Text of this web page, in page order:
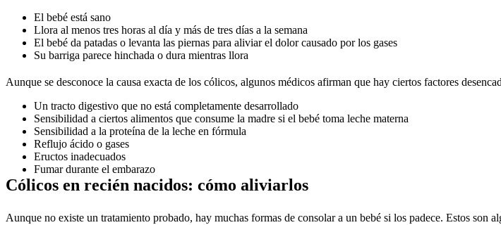
El bebé está sano
Llora al menos tres horas al día y más de tres días a la semana
El bebé da patadas o levanta las piernas para aliviar el dolor causado por los gases
Su barriga parece hinchada o dura mientras llora
Aunque se desconoce la causa exacta de los cólicos, algunos médicos afirman que hay ciertos factores
Un tracto digestivo que no está completamente desarrollado
Sensibilidad a ciertos alimentos que consume la madre si el bebé toma leche materna
Sensibilidad a la proteína de la leche en fórmula
Reflujo ácido o gases
Eructos inadecuados
Fumar durante el embarazo
Cólicos en recién nacidos: cómo aliviarlos
Aunque no existe un tratamiento probado, hay muchas formas de consolar a un bebé si los padece. Estos son